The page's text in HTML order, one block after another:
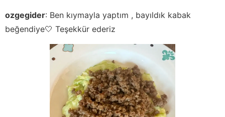
ozgegider: Ben kıymayla yaptım , bayıldık kabak
beğendiye🤍 Teşekkür ederiz